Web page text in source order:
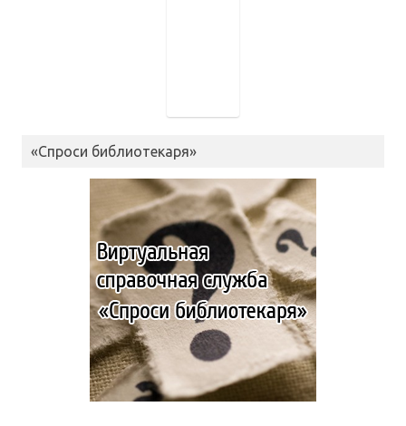
«Спроси библиотекаря»